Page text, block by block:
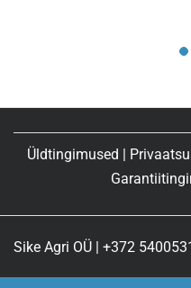
Üldtingimused
Sike Agri OÜ | +372